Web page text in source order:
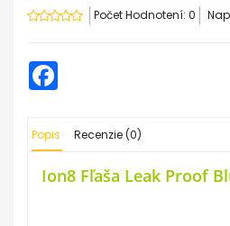
Počet Hodnotení: 0
Popis Recenzie (0)
Ion8 Fľaša Leak Proof